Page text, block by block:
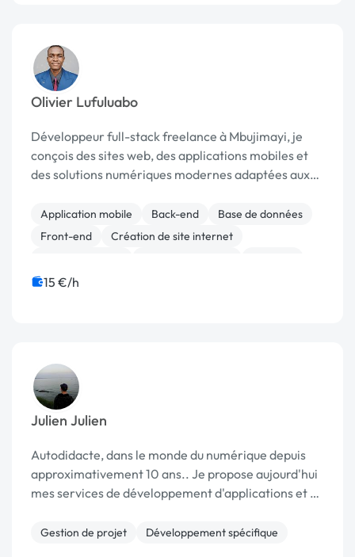
Olivier Lufuluabo
Développeur full-stack freelance à Mbujimayi, je
conçois des sites web, des applications mobiles et
des solutions numériques modernes adaptées aux
Application mobile Back-end
Base de données
Front-end
Création de site internet
15 €/h
Julien Julien
Autodidacte, dans le monde du numérique depuis
approximativement 10 ans.. Je propose aujourd'hui
mes services de développement d'applications et de
#Developpement Web Node JS #Application C#
Gestion de projet Développement spécifique